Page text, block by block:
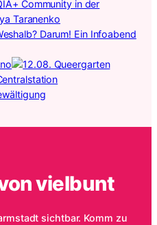
vielbunt
sichtbar. Komm zu